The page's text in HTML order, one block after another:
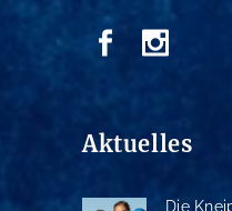
Aktuelles
Die